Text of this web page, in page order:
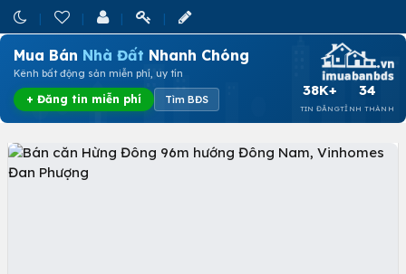
Mua Bán Nhà Đất Nhanh Chóng
Kênh bất động sản miễn phí, uy tín
+ Đăng tin miễn phí Tìm BĐS
38K+
TIN ĐĂNG
34
TỈNH THÀNH